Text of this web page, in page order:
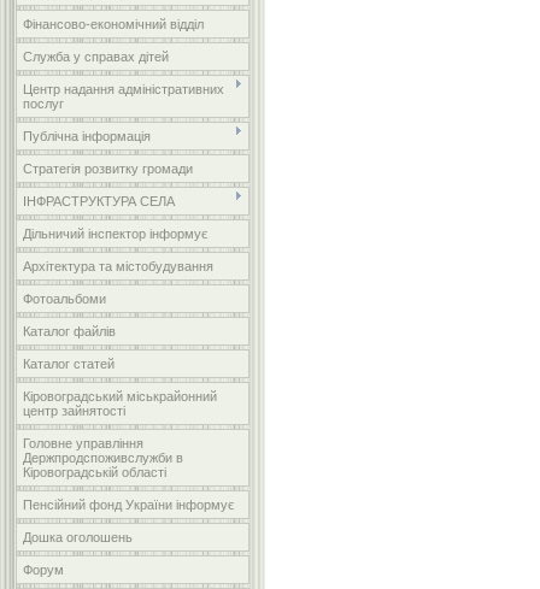
Фінансово-економічний відділ
Служба у справах дітей
Центр надання адміністративних
послуг
Публічна інформація
Стратегія розвитку громади
ІНФРАСТРУКТУРА СЕЛА
Дільничий інспектор інформує
Архітектура та містобудування
Фотоальбоми
Каталог файлів
Каталог статей
Кіровоградський міськрайонний
центр зайнятості
Головне управління
Держпродспоживслужби в
Кіровоградській області
Пенсійний фонд України інформує
Дошка оголошень
Форум